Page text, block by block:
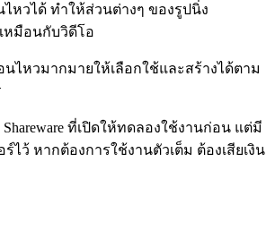
ไหวได้ ทำให้ส่วนต่างๆ ของรูปนิ่ง
หมือนกับวิดีโอ
นไหวมากมายให้เลือกใช้และสร้างได้ตาม
ที่เปิดให้ทดลองใช้งานก่อน แต่มี
ร์ไว้ หากต้องการใช้งานตัวเต็ม ต้องเสียเงิน